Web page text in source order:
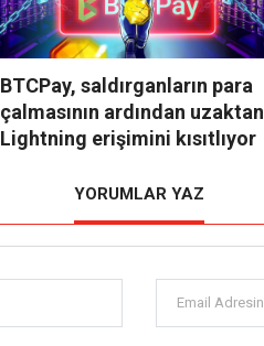
BTCPay, saldırganların para
çalmasının ardından uzaktan
Lightning erişimini kısıtlıyor
YORUMLAR YAZ